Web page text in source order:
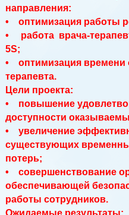
направления:
• оптимизация работы
• работа врача-
5S;
• оптимизация времени
терапевта.
Цели проекта:
• повышение
доступности
• увеличение
существующих
потерь;
• совершенствование
обеспечивающей
работы сотрудников.
Ожидаемые результаты: